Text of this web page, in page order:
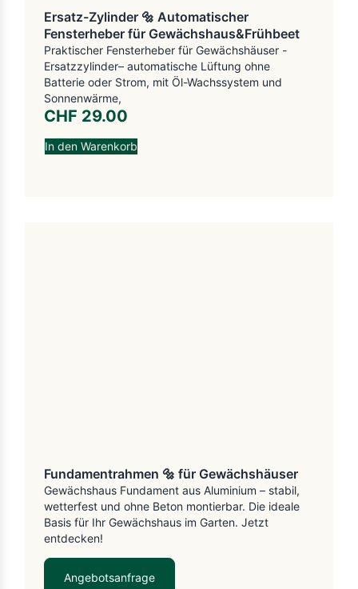
Ersatz-Zylinder 🔩 Automatischer
Fensterheber für Gewächshaus&Frühbeet
Praktischer Fensterheber für Gewächshäuser -
Ersatzzylinder– automatische Lüftung ohne
Batterie oder Strom, mit Öl-Wachssystem und
Sonnenwärme,
CHF 29.00
In den Warenkorb
Fundamentrahmen 🔩 für Gewächshäuser
Gewächshaus Fundament aus Aluminium – stabil,
wetterfest und ohne Beton montierbar. Die ideale
Basis für Ihr Gewächshaus im Garten. Jetzt
entdecken!
Angebotsanfrage